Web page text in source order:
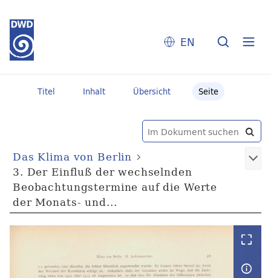
EN
Titel Inhalt Übersicht Seite
Das Klima von Berlin
3. Der Einfluß der wechselnden
Beobachtungstermine auf die Werte
der Monats- und...